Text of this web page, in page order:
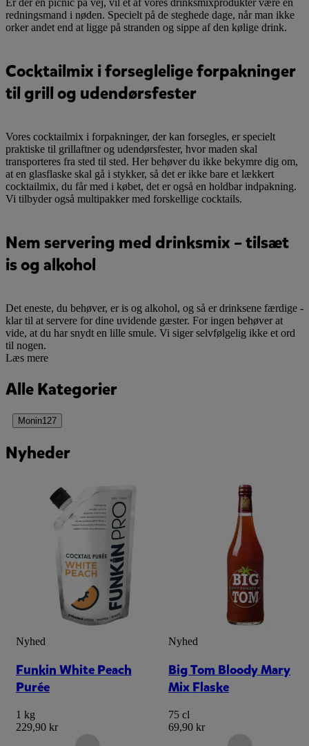
Er der en picnic på vej, vil et af vores drinksmixprodukter være en
redningsmand i nøden. Specielt på de steghede dage, når man ikke
orker andet end at ligge på stranden og sippe af den kølige drink.
Cocktailmix i forseglelige forpakninger
til grill og udendørsfester
Vores cocktailmix i forpakninger, der kan forsegles, er specielt
praktiske til grillaftner og udendørsfester, hvor maden skal
transporteres fra sted til sted. Her behøver du ikke bekymre dig om,
at en glasflaske skal gå i stykker, så det er ikke bare et lækkert
cocktailmix, du får med i købet, det er også en holdbar indpakning.
Vi tilbyder også multipakker med forskellige cocktails.
Nem servering med drinksmix – tilsæt
is og alkohol
Det eneste, du behøver, er is og alkohol, og så er drinksene færdige -
klar til at servere for dine uvidende gæster. For ingen behøver at
vide, at du har snydt en lille smule. Vi siger selvfølgelig ikke et ord
til nogen.
Læs mere
Alle Kategorier
Monin127
Nyheder
Nyhed
Funkin White Peach
Purée
1 kg
229,90 kr
Nyhed
Big Tom Bloody Mary
Mix Flaske
75 cl
69,90 kr